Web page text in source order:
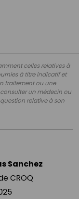
celles relatives à
à titre indicatif et
traitement ou une
un médecin ou
relative à son
Sanchez
CROQ